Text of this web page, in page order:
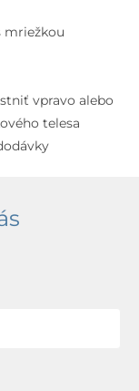
mriežkou
vpravo alebo
telesa